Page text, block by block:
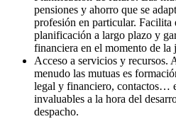
pensiones y ahorro que se
profesión en particular. Facilita
planificación a largo plazo y
financiera en el momento de la
Acceso a servicios y recursos.
menudo las mutuas es
legal y financiero, contactos…
invaluables a la hora del
despacho.